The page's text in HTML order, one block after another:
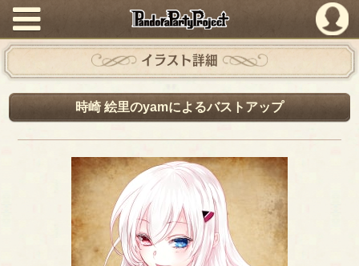
PandoraPartyProject
イラスト詳細
時崎 絵里のyamによるバストアップ